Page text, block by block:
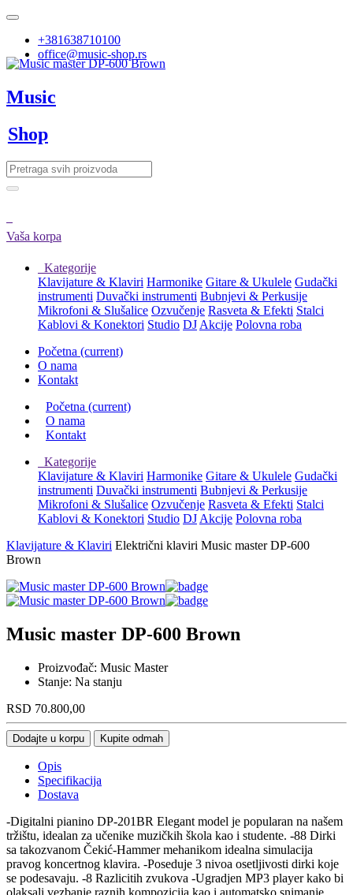
+381638710100
office@music-shop.rs
Music
Shop
Vaša korpa
Kategorije
Klavijature & Klaviri Harmonike Gitare & Ukulele Gudački
instrumenti Duvački instrumenti Bubnjevi & Perkusije
Mikrofoni & Slušalice Ozvučenje Rasveta & Efekti Stalci
Kablovi & Konektori Studio DJ Akcije Polovna roba
Početna (current)
O nama
Kontakt
Početna (current)
O nama
Kontakt
Kategorije
Klavijature & Klaviri Harmonike Gitare & Ukulele Gudački
instrumenti Duvački instrumenti Bubnjevi & Perkusije
Mikrofoni & Slušalice Ozvučenje Rasveta & Efekti Stalci
Kablovi & Konektori Studio DJ Akcije Polovna roba
Klavijature & Klaviri Električni klaviri Music master DP-600
Brown
Music master DP-600 Brown
Proizvođač: Music Master
Stanje: Na stanju
RSD 70.800,00
Dodajte u korpu Kupite odmah
Opis
Specifikacija
Dostava
-Digitalni pianino DP-201BR Elegant model je popularan na našem
tržištu, idealan za učenike muzičkih škola kao i studente. -88 Dirki
sa takozvanom Čekić-Hammer mehanikom idealna simulacija
pravog koncertnog klavira. -Poseduje 3 nivoa osetljivosti dirki koje
se podesavaju. -8 Razlicitih zvukova -Ugradjen MP3 player kako bi
olaksali vezbanje raznih kompozicija kao i automatsko snimanje